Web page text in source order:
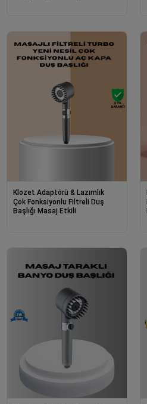
Klozet Adaptörü & Lazımlık
Çok Fonksiyonlu Filtreli Duş
Başlığı Masaj Etkili